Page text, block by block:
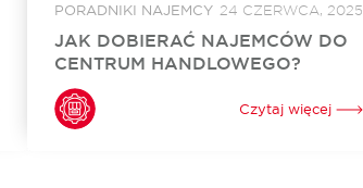
PORADNIKI NAJEMCY 24 CZERWCA, 2025
JAK DOBIERAĆ NAJEMCÓW DO
CENTRUM HANDLOWEGO?
Odpowiedni najemcy to absolutna podstawa
dochodowej działalności obiektów
handlowych. Dobór najemców do centrum
Czytaj więcej